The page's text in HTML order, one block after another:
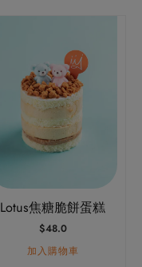
Lotus焦糖脆餅蛋糕
$48.0
加入購物車